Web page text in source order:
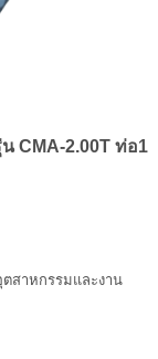
น CMA-2.00T ท่อ1
สาหกรรมและงาน